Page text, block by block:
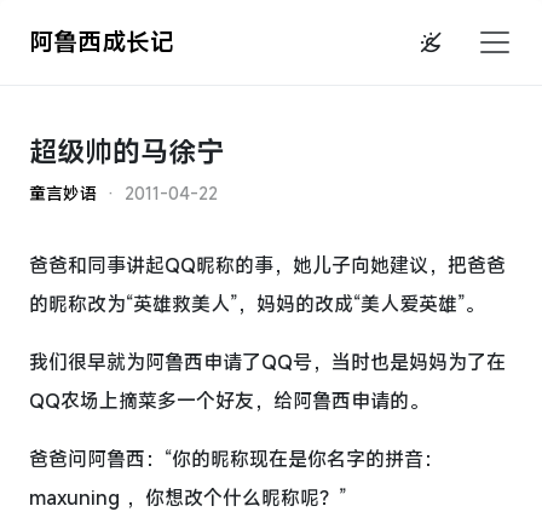
阿鲁西成长记
超级帅的马徐宁
童言妙语 · 2011-04-22
爸爸和同事讲起QQ昵称的事，她儿子向她建议，把爸爸
的昵称改为“英雄救美人”，妈妈的改成“美人爱英雄”。
我们很早就为阿鲁西申请了QQ号，当时也是妈妈为了在
QQ农场上摘菜多一个好友，给阿鲁西申请的。
爸爸问阿鲁西：“你的昵称现在是你名字的拼音：
maxuning ，你想改个什么昵称呢？”